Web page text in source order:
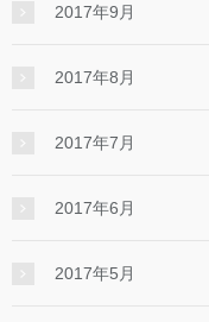
2017年9月
2017年8月
2017年7月
2017年6月
2017年5月